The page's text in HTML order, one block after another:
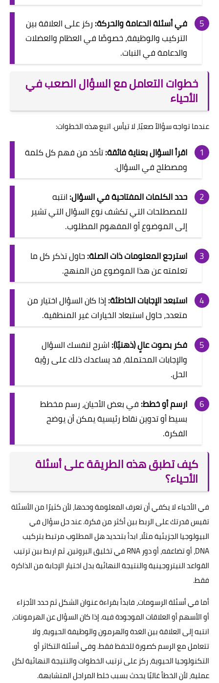
في أسئلة الدعامة والحركة:ركز على العلاقة بين
التركيب والوظيفة، خصوصًا في العظام والعضلات
والدعامة في النبات.
خطوات التعامل مع السؤال الصعب في
الأحياء
عندما تواجه سؤالاً صعبًا، لا تيأس. اتبع هذه الخطوات:
اقرأ السؤال بعناية فائقة:تأكد من فهم كل كلمة
ومصطلح في السؤال.
حدد الكلمات المفتاحية في السؤال:انتبه
للمصطلحات التي تكشف نوع السؤال التي تشير
إلى الموضوع أو المفهوم المطلوب.
استرجع المعلومات ذات الصلة:حاول تذكر كل ما
تعلمته عن هذا الموضوع من المنهج.
استبعد الإجابات الخاطئة:إذا كان السؤال اختيار من
متعدد، حاول استبعاد الخيارات غير المنطقية.
فكر بصوت عالٍ (ذهنيًا):اشرح لنفسك السؤال
والإجابات المحتملة، قد يساعدك ذلك على رؤية
الحل.
ارسم أو خطط:في بعض الأحيان، رسم مخطط
بسيط أو تدوين نقاط رئيسية يمكن أن يوضح
الفكرة.
كيف تطبق هذه الطريقة على أسئلة
الأحياء؟
في الأحياء لا يكفي أن تعرف المعلومة وحدها، لأن كثيرًا من الأسئلة
تقيس قدرتك على الربط بين أكثر من فكرة. عند حل سؤال في
البيولوجيا الجزيئية مثلًا، ابدأ بتحديد هل المطلوب مرتبط بتركيب
DNA، أو تضاعفه، أو دور RNA في تخليق البروتين، ثم اربط بين ترتيب
القواعد النيتروجينية والنتيجة النهائية بدل اختيار الإجابة من الذاكرة
فقط.
أما في أسئلة الرسومات، فابدأ بقراءة عنوان الشكل ثم حدد الأجزاء
أو الأسهم أو العلاقات الموجودة فيه. إذا كان السؤال عن الهرمونات،
انتبه إلى العلاقة بين الغدة والهرمون والوظيفة الحيوية، ولا
تتعامل مع الرسم كصورة للحفظ فقط. وفي أسئلة التكاثر أو
التكنولوجيا الحيوية، ركز على ترتيب الخطوات والنتيجة النهائية لكل
عملية، لأن الخطأ غالبًا يحدث بسبب خلط المراحل المتشابهة.